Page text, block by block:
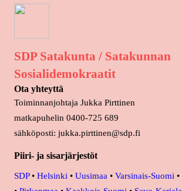
SDP Satakunta / Satakunnan
Sosialidemokraatit
Ota yhteyttä
Toiminnanjohtaja Jukka Pirttinen
matkapuhelin 0400-725 689
sähköposti: jukka.pirttinen@sdp.fi
Piiri- ja sisarjärjestöt
SDP• Helsinki • Uusimaa • Varsinais-Suomi •